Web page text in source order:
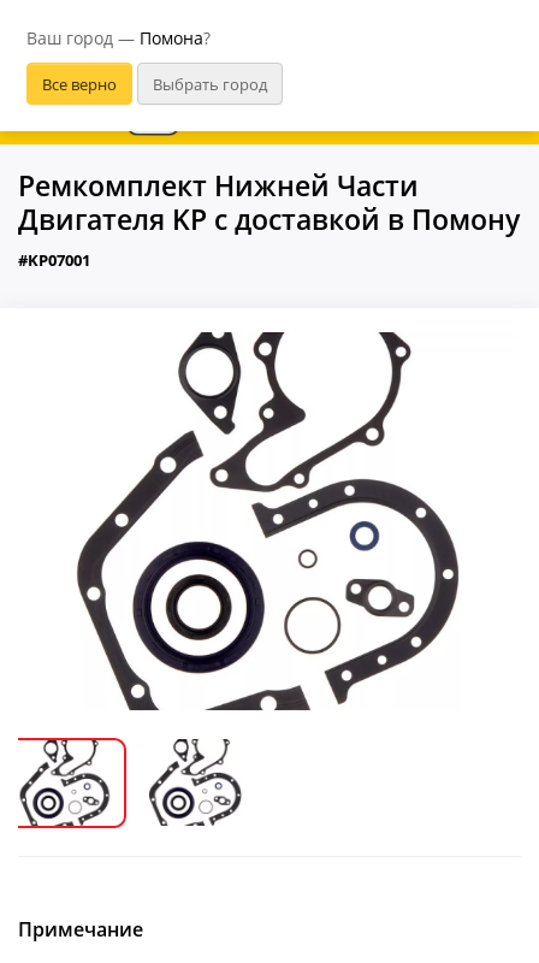
Ваш город — Помона?
В приложении удобнее
Ремкомплект Нижней Части
Двигателя KP с доставкой в Помону
#KP07001
Примечание